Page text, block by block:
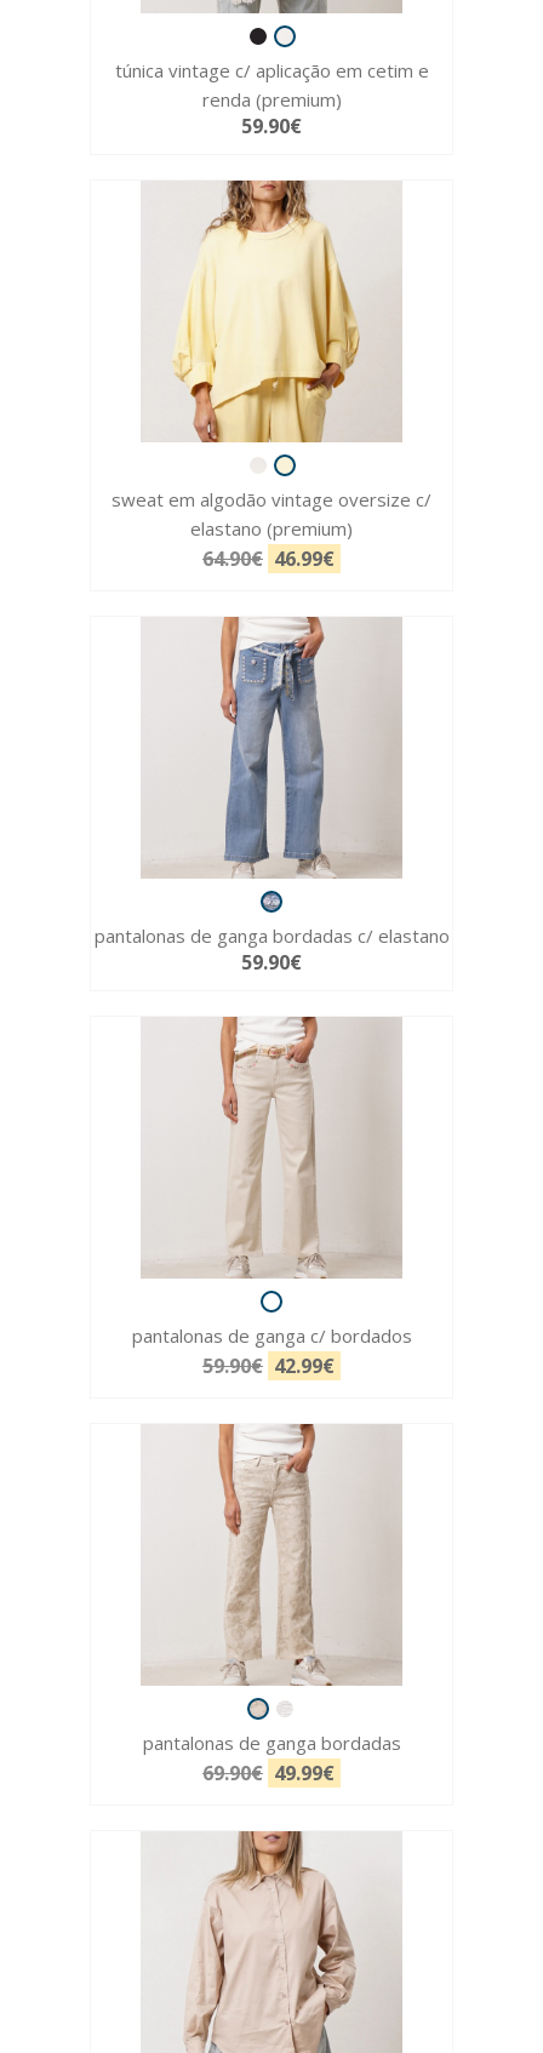
túnica vintage c/ aplicação em cetim e
renda (premium)
59.90€
sweat em algodão vintage oversize c/
elastano (premium)
64.90€ 46.99€
pantalonas de ganga bordadas c/ elastano
59.90€
pantalonas de ganga c/ bordados
59.90€ 42.99€
pantalonas de ganga bordadas
69.90€ 49.99€